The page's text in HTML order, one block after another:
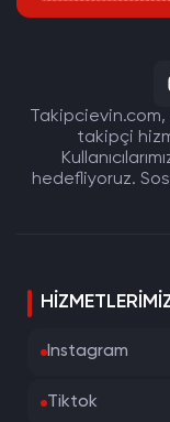
takipçi
hedefliyoruz.
Instagram
Tiktok